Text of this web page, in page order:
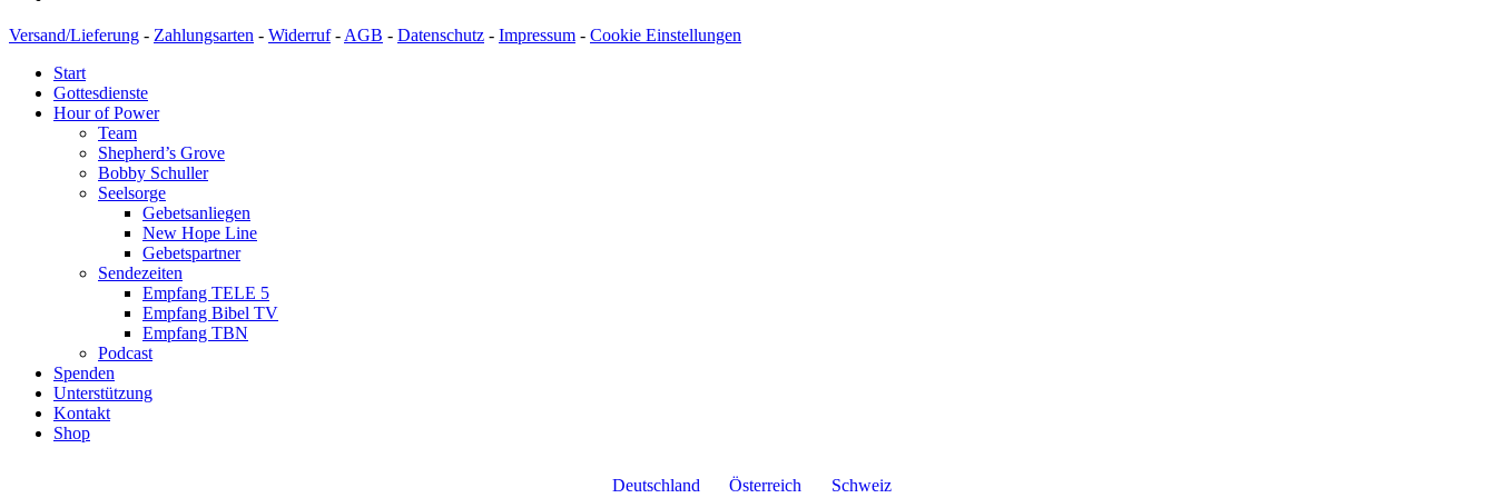
Versand/Lieferung - Zahlungsarten - Widerruf- AGB - Datenschutz - Impressum - Cookie Einstellungen
Start
Gottesdienste
Hour of Power
Team
Shepherd’s Grove
Bobby Schuller
Seelsorge
Gebetsanliegen
New Hope Line
Gebetspartner
Sendezeiten
Empfang TELE 5
Empfang Bibel TV
Empfang TBN
Podcast
Spenden
Unterstützung
Kontakt
Shop
Deutschland Österreich Schweiz